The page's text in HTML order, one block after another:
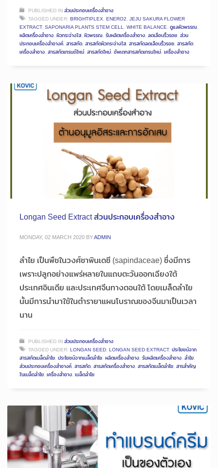
PUBLISHED INส่วนประกอบเครื่องสำอาง
TAGGED UNDER: BRIGHTIPLEX, ENERO2, JEJU SAKURA FLOWER
EXTRACT, SAPONARIA PLANTS STEM CELL, WHITE BALANCE, ดูแลผิวพรรณ,
ผลิตเครื่องสำอาง, ผิวกระจ่างใส, ผิวพรรณ, รับผลิตเครื่องสำอาง, ลดเลือนริ้วรอย, ส่วน
ประกอบเครื่องสำอางค์, สารสกัด, สารสกัดผิวกระจ่างใส, สารสกัดลดเลือนริ้วรอย, สารสกัด
เครื่องสำอาง, สารสกัดเทรนด์ใหม่, สารสกัดใหม่, อัพเดทสารสกัดเทรนใหม่, เครื่องสำอาง
Longan Seed Extract ส่วนประกอบเครื่องสำอาง
MONDAY, 02 MARCH 2020 BYADMIN
ลำไย เป็นพืชในวงศ์ซาพินเดซี (sapindaceae) ซึ่งมีการ
เพราะปลูกอย่างแพร่หลายในแถบตะวันออกเฉียงใต้
ประเทศอินเดีย และประเทศจีนทางตอนใต้ โดยเมล็ดลำไย
นั้นมีการนำมาใช้ในตำรายาแผนโบราณของจีนมาเป็นเวลา
นาน
PUBLISHED INส่วนประกอบเครื่องสำอาง
TAGGED UNDER: LONGAN SEED, LONGAN SEED EXTRACT, ประโยชน์จาก
สารสกัดเมล็ดลำไย, ประโยชน์จากเมล็ดลำไย, ผลิตเครื่องสำอาง, รับผลิตเครื่องสำอาง, ลำไย,
ส่วนประกอบเครื่องสำอางค์, สารสกัด, สารสกัดเครื่องสำอาง, สารสกัดเมล็ดลำไย, สารสำคัญ
ในเมล็ดลำไย, เครื่องสำอาง, เมล็ดลำไย